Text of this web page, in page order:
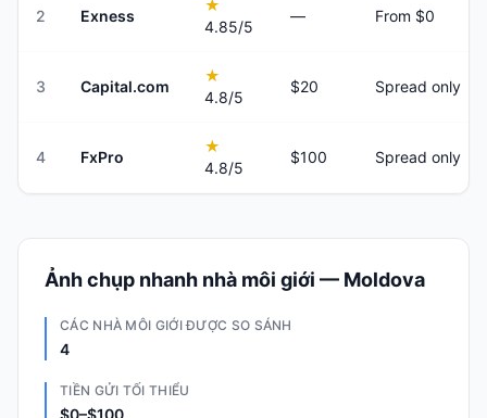
2 Exness
★
4.85/5
— From $0
3 Capital.com
★
4.8/5
$20 Spread only
4 FxPro
★
4.8/5
$100 Spread only
Ảnh chụp nhanh nhà môi giới — Moldova
CÁC NHÀ MÔI GIỚI ĐƯỢC SO SÁNH
4
TIỀN GỬI TỐI THIỂU
$0–$100